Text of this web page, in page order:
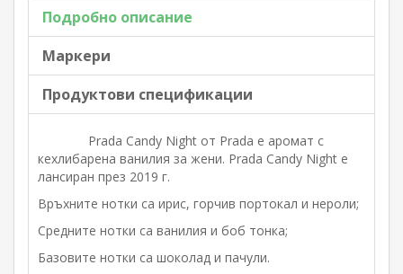
Подробно описание
Маркери
Продуктови спецификации
Prada Candy Night от Prada е аромат с
кехлибарена ванилия за жени. Prada Candy Night е
лансиран през 2019 г.
Връхните нотки са ирис, горчив портокал и нероли;
Средните нотки са ванилия и боб тонка;
Базовите нотки са шоколад и пачули.